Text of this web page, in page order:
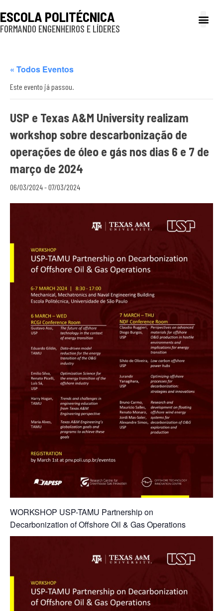
ESCOLA POLITÉCNICA
FORMANDO ENGENHEIROS E LÍDERES
« Todos Eventos
Este evento já passou.
USP e Texas A&M University realizam
workshop sobre descarbonização de
operações de óleo e gás nos dias 6 e 7 de
março de 2024
06/03/2024-07/03/2024
WORKSHOP USP-TAMU Partnership on
Decarbonization of Offshore Oil & Gas Operations